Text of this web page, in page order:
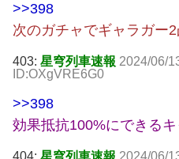
>>398
次のガチャでギャラガー
403: 星穹列車速報 2024/06/
ID:OXgVRE6G0
>>398
効果抵抗100%にできる